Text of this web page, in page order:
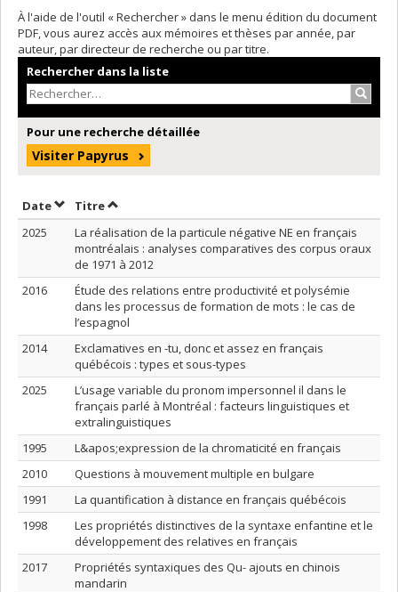
À l'aide de l'outil « Rechercher » dans le menu édition du document
PDF, vous aurez accès aux mémoires et thèses par année, par
auteur, par directeur de recherche ou par titre.
Rechercher dans la liste
Pour une recherche détaillée
Visiter Papyrus
DateTrier par date en ordre décroissant
TitreTrier par titre en ordre décroissant
2025
La réalisation de la particule négative NE en français
montréalais : analyses comparatives des corpus oraux
de 1971 à 2012
2016
Étude des relations entre productivité et polysémie
dans les processus de formation de mots : le cas de
l’espagnol
2014
Exclamatives en -tu, donc et assez en français
québécois : types et sous-types
2025
L’usage variable du pronom impersonnel il dans le
français parlé à Montréal : facteurs linguistiques et
extralinguistiques
1995
L&apos;expression de la chromaticité en français
2010
Questions à mouvement multiple en bulgare
1991
La quantification à distance en français québécois
1998
Les propriétés distinctives de la syntaxe enfantine et le
développement des relatives en français
2017
Propriétés syntaxiques des Qu- ajouts en chinois
mandarin